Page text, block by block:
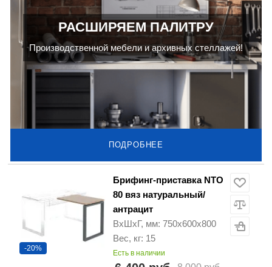
РАСШИРЯЕМ ПАЛИТРУ
Производственной мебели и архивных стеллажей!
ПОДРОБНЕЕ
-20%
Брифинг-приставка NTO
80 вяз натуральный/
антрацит
ВхШхГ, мм: 750x600x800
Вес, кг: 15
Есть в наличии